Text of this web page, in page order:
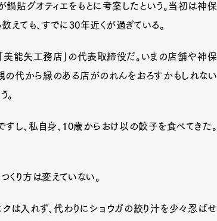
貼グオティエをもとに考案したという。当初は神保
えても、すでに30年近くが過ぎている。
美能矢工務店」の代表取締役だ。いまの店舗や神保
代から縁のある店がのれんをおろすかもしれない
。
すし、私自身、10歳からおけ以の餃子を食べてきた。
り方は変えていない。
は入れず、代わりにショウガの絞り汁を少々忍ばせ